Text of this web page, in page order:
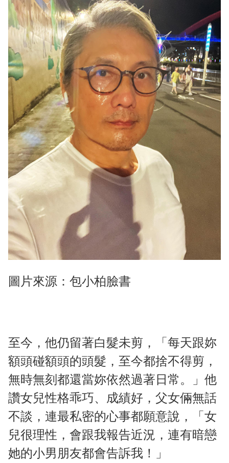
圖片來源：包小柏臉書
至今，他仍留著白髮未剪，「每天跟妳
額頭碰額頭的頭髮，至今都捨不得剪，
無時無刻都還當妳依然過著日常。」他
讚女兒性格乖巧、成績好，父女倆無話
不談，連最私密的心事都願意說，「女
兒很理性，會跟我報告近況，連有暗戀
她的小男朋友都會告訴我！」